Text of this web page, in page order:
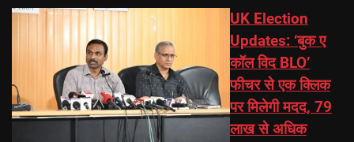
UK Election
Updates: ‘बुक ए
कॉल विद BLO’
फीचर से एक क्लिक
पर मिलेगी मदद, 79
लाख से अधिक